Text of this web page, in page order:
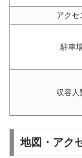
アクセ
駐車
収容人
地図・アク